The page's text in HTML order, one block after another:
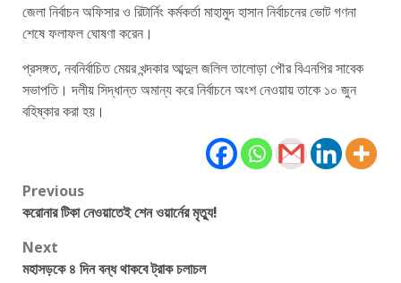
জেলা নির্বাচন অফিসার ও রিটার্নিং কর্মকর্তা মাহামুদ হাসান নির্বাচনের ভোট গণনা
শেষে ফলাফল ঘোষণা করেন।
প্রসঙ্গত, নবনির্বাচিত মেয়র খন্দকার আব্দুল জলিল তালোড়া পৌর বিএনপির সাবেক
সভাপতি। দলীয় সিদ্ধান্ত অমান্য করে নির্বাচনে অংশ নেওয়ায় তাকে ১০ জুন
বহিষ্কার করা হয়।
Post
Previous
করোনার টিকা নেওয়াতেই শেন ওয়ার্নের মৃত্যু!
Next
মহাসড়কে ৪ দিন বন্ধ থাকবে ট্রাক চলাচল